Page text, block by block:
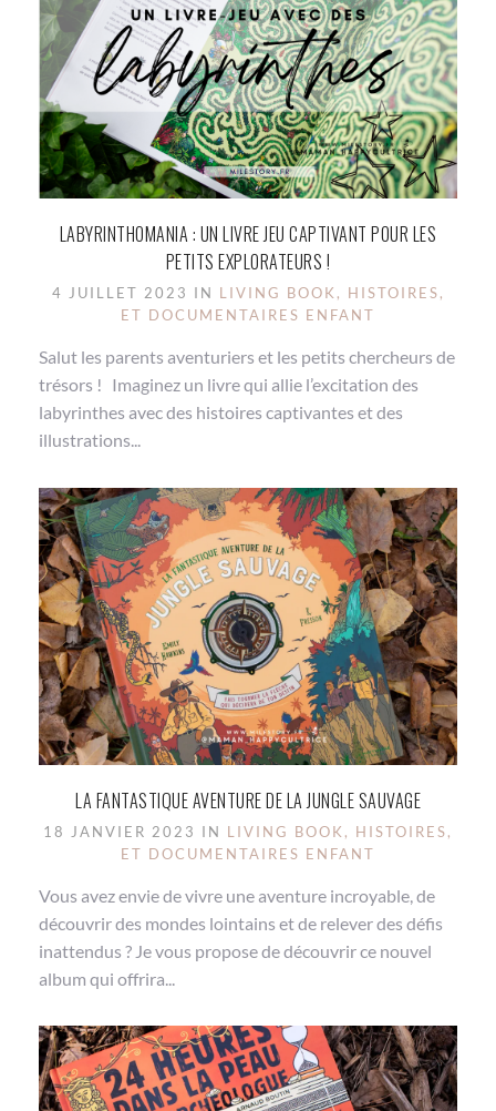
LABYRINTHOMANIA : UN LIVRE JEU CAPTIVANT POUR LES
PETITS EXPLORATEURS !
4 JUILLET 2023 IN LIVING BOOK, HISTOIRES,
ET DOCUMENTAIRES ENFANT
Salut les parents aventuriers et les petits chercheurs de
trésors ! Imaginez un livre qui allie l’excitation des
labyrinthes avec des histoires captivantes et des
illustrations...
LA FANTASTIQUE AVENTURE DE LA JUNGLE SAUVAGE
18 JANVIER 2023 IN LIVING BOOK, HISTOIRES,
ET DOCUMENTAIRES ENFANT
Vous avez envie de vivre une aventure incroyable, de
découvrir des mondes lointains et de relever des défis
inattendus ? Je vous propose de découvrir ce nouvel
album qui offrira...